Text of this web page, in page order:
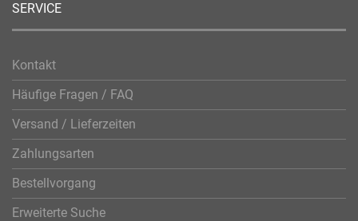
SERVICE
Kontakt
Häufige Fragen / FAQ
Versand / Lieferzeiten
Zahlungsarten
Bestellvorgang
Erweiterte Suche